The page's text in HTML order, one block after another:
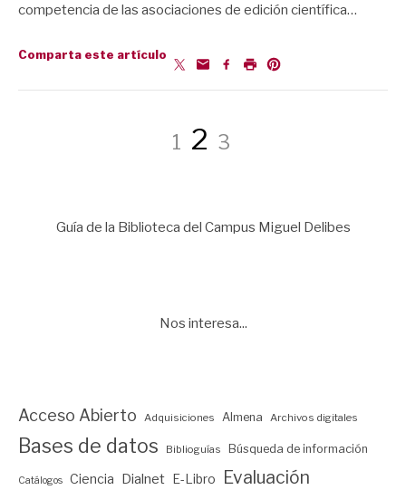
competencia de las asociaciones de edición científica…
Comparta este artículo
Paginación
Página
1 Página
2 Página
3
Guía de la Biblioteca del Campus Miguel Delibes
Nos interesa...
Acceso Abierto Adquisiciones Almena Archivos digitales
Bases de datos Biblioguías Búsqueda de información
Catálogos Ciencia Dialnet E-Libro Evaluación